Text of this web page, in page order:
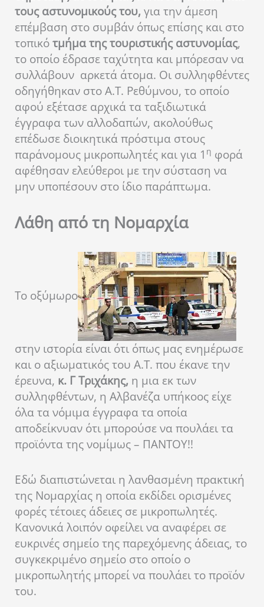
τους αστυνομικούς του, για την άμεση
επέμβαση στο συμβάν όπως επίσης και στο
τοπικότμήμα της τουριστικής αστυνομίας,
το οποίο έδρασε ταχύτητα και μπόρεσαν να
συλλάβουν αρκετά άτομα. Οι συλληφθέντες
οδηγήθηκαν στο Α.Τ. Ρεθύμνου, το οποίο
αφού εξέτασε αρχικά τα ταξιδιωτικά
έγγραφα των αλλοδαπών, ακολούθως
επέδωσε διοικητικά πρόστιμα στους
παράνομους μικροπωλητές και για 1 η φορά
αφέθησαν ελεύθεροι με την σύσταση να
μην υποπέσουν στο ίδιο παράπτωμα.
Λάθη από τη Νομαρχία
Το οξύμωρο
στην ιστορία είναι ότι όπως μας ενημέρωσε
και ο αξιωματικός του Α.Τ. που έκανε την
έρευνα, κ. Γ Τριχάκης, η μια εκ των
συλληφθέντων, η Αλβανέζα υπήκοος είχε
όλα τα νόμιμα έγγραφα τα οποία
αποδείκνυαν ότι μπορούσε να πουλάει τα
προϊόντα της νομίμως – ΠΑΝΤΟΥ!!
Εδώ διαπιστώνεται η λανθασμένη πρακτική
της Νομαρχίας η οποία εκδίδει ορισμένες
φορές τέτοιες άδειες σε μικροπωλητές.
Κανονικά λοιπόν οφείλει να αναφέρει σε
ευκρινές σημείο της παρεχόμενης άδειας, το
συγκεκριμένο σημείο στο οποίο ο
μικροπωλητής μπορεί να πουλάει το προϊόν
του.